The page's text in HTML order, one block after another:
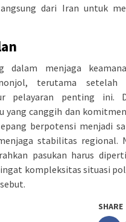
dari Iran untuk
dalam menjaga
terutama setelah
pelayaran penting ini.
yang canggih dan
berpotensi menjadi
stabilitas regional.
pasukan harus
kompleksitas situasi
SHARE